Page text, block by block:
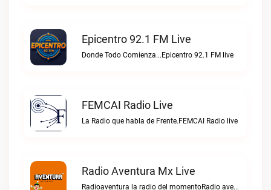
Epicentro 92.1 FM Live
Donde Todo Comienza...Epicentro 92.1 FM live
FEMCAI Radio Live
La Radio que habla de Frente.FEMCAI Radio live
Radio Aventura Mx Live
Radioaventura la radio del momentoRadio aventura mx live